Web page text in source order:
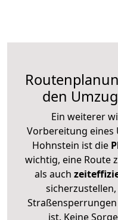
den
Ein weiterer
Vorbereitung eines
Hohnstein ist die
wichtig, eine Route
als auch
ist. Keine